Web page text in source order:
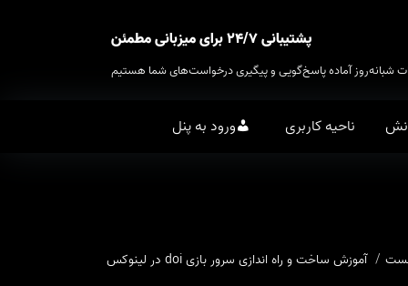
پشتیبانی ۲۴/۷ برای میزبانی مطمئن
شبانه‌روز آماده پاسخ‌گویی و پیگیری درخواست‌های شما هستیم
ناحیه کاربری ورود به پنل
آموزش ساخت و راه اندازی سرور بازی doi در لینوکس